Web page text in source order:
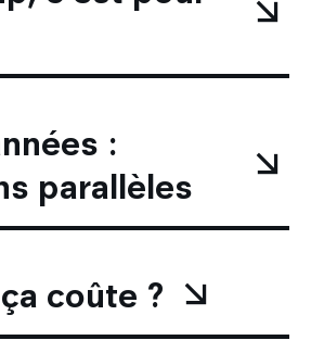
:
parallèles
coûte ?